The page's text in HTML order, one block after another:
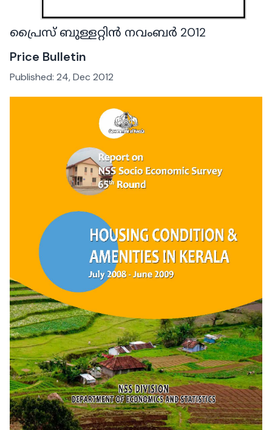
പ്രൈസ് ബുള്ളറ്റിൻ നവംബർ 2012
Price Bulletin
Published: 24, Dec 2012